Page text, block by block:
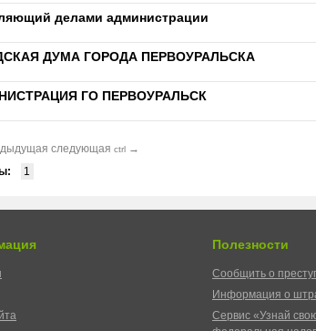
делами администрации
ДУМА ГОРОДА ПЕРВОУРАЛЬСКА
ГО ПЕРВОУРАЛЬСК
следующая ctrl →
1
Полезности
Сообщить о
Информация о
Сервис «Узнай